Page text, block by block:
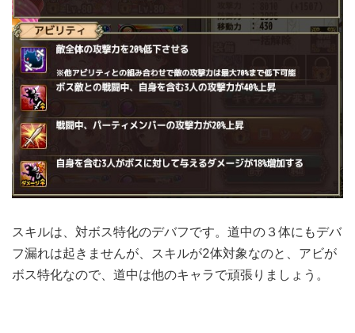
スキルは、対ボス特化のデバフです。道中の３体にもデバ
フ漏れは起きませんが、スキルが2体対象なのと、アビが
ボス特化なので、道中は他のキャラで頑張りましょう。